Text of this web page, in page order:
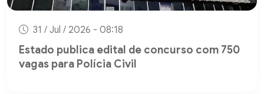
31 / Jul / 2026 - 08:18
Estado publica edital de concurso com 750
vagas para Polícia Civil